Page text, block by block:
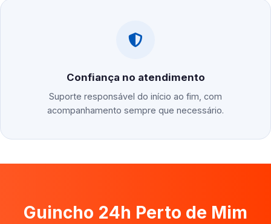
Confiança no atendimento
Suporte responsável do início ao fim, com
acompanhamento sempre que necessário.
Guincho 24h Perto de Mim